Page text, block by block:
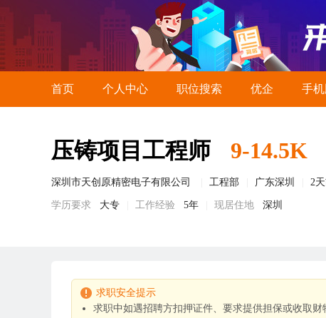
首页 个人中心 职位搜索 优企 手机
压铸项目工程师 9-14.5K
深圳市天创原精密电子有限公司 工程部 广东深圳 2
学历要求 大专 工作经验 5年 现居住地 深圳
求职安全提示
求职中如遇招聘方扣押证件、要求提供担保或收取